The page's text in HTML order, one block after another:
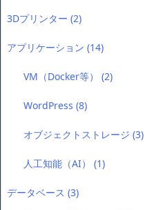
3Dプリンター (2)
アプリケーション (14)
VM（Docker等）(2)
WordPress(8)
オブジェクトストレージ(3)
人工知能（AI）(1)
データベース (3)